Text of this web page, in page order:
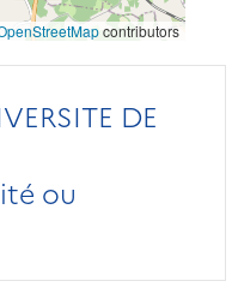
contributors
DE
ou